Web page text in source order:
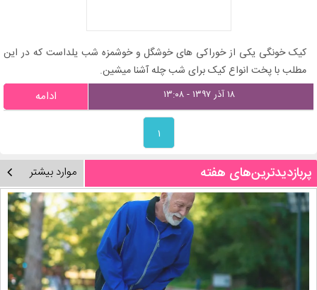
کیک خونگی یکی از خوراکی های خوشگل و خوشمزه شب یلداست که در این
مطلب با پخت انواع کیک برای شب چله آشنا میشین.
۱۸ آذر ۱۳۹۷ - ۱۳:۰۸ ادامه
۱
پربازدیدترین‌های هفته موارد بیشتر